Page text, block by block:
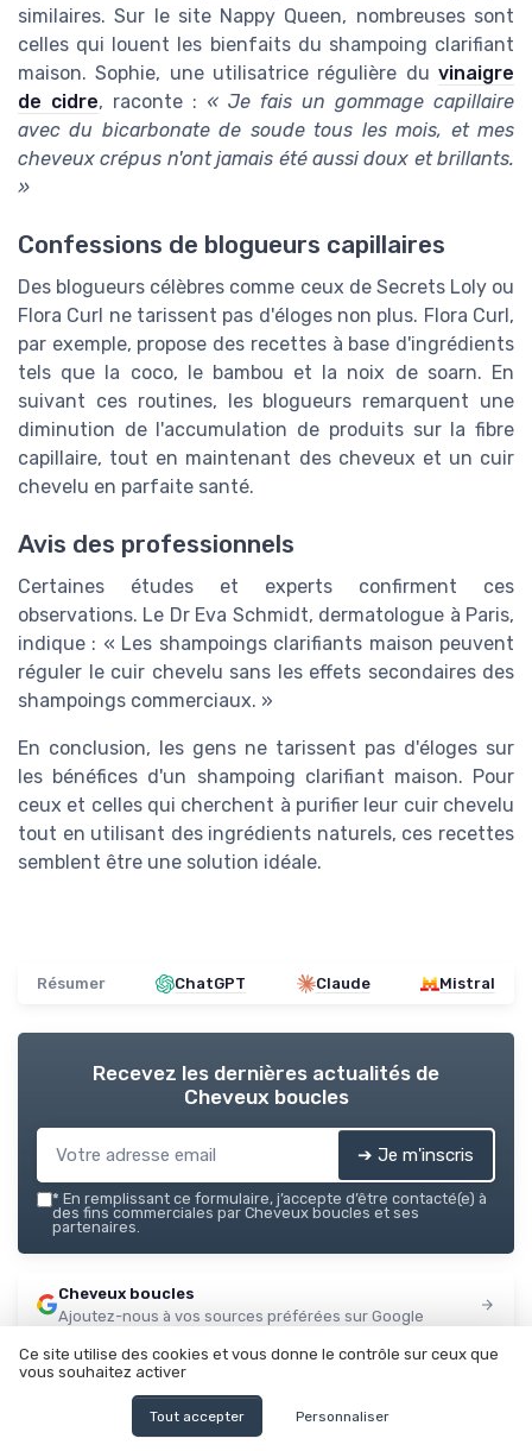
similaires. Sur le site Nappy Queen, nombreuses sont
celles qui louent les bienfaits du shampoing clarifiant
maison. Sophie, une utilisatrice régulière du vinaigre
de cidre, raconte : « Je fais un gommage capillaire
avec du bicarbonate de soude tous les mois, et mes
cheveux crépus n'ont jamais été aussi doux et brillants.
»
Confessions de blogueurs capillaires
Des blogueurs célèbres comme ceux de Secrets Loly ou
Flora Curl ne tarissent pas d'éloges non plus. Flora Curl,
par exemple, propose des recettes à base d'ingrédients
tels que la coco, le bambou et la noix de soarn. En
suivant ces routines, les blogueurs remarquent une
diminution de l'accumulation de produits sur la fibre
capillaire, tout en maintenant des cheveux et un cuir
chevelu en parfaite santé.
Avis des professionnels
Certaines études et experts confirment ces
observations. Le Dr Eva Schmidt, dermatologue à Paris,
indique : « Les shampoings clarifiants maison peuvent
réguler le cuir chevelu sans les effets secondaires des
shampoings commerciaux. »
En conclusion, les gens ne tarissent pas d'éloges sur
les bénéfices d'un shampoing clarifiant maison. Pour
ceux et celles qui cherchent à purifier leur cuir chevelu
tout en utilisant des ingrédients naturels, ces recettes
semblent être une solution idéale.
Résumer ChatGPT Claude Mistral
Recevez les dernières actualités de
Cheveux boucles
➔ Je m'inscris
* En remplissant ce formulaire, j’accepte d’être contacté(e) à
des fins commerciales par Cheveux boucles et ses
partenaires.
Cheveux boucles
Ajoutez-nous à vos sources préférées sur Google
Parole d'experts
Ce site utilise des cookies et vous donne le contrôle sur ceux que
vous souhaitez activer
Tout accepter Personnaliser